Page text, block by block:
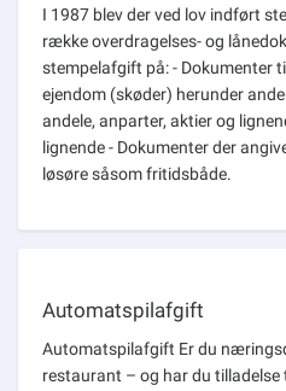
I 1987 blev der ved lov indført
række overdragelses- og
stempelafgift på: - Dokumenter
ejendom (skøder) herunder
andele, anparter, aktier og
lignende - Dokumenter der
løsøre såsom fritidsbåde.
Automatspilafgift
Automatspilafgift Er du
restaurant – og har du